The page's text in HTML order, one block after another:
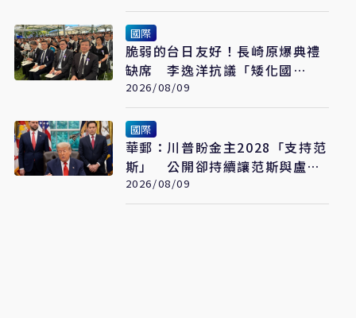
國際
脆弱的台日友好！長崎原爆典禮
缺席 李逸洋抗議「矮化國
格」：日媒揭長崎特殊安排
2026/08/09
國際
華郵：川普盼金主2028「支持范
斯」 公開卻持續讓范斯與盧比
奧較勁接班
2026/08/09